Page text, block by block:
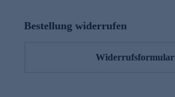
Bestellung widerrufen
Widerrufsformular